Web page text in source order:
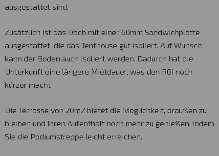
ausgestattet sind.
Zusätzlich ist das Dach mit einer 60mm Sandwichplatte
ausgestattet, die das Tenthouse gut isoliert. Auf Wunsch
kann der Boden auch isoliert werden. Dadurch hat die
Unterkunft eine längere Mietdauer, was den ROI noch
kürzer macht
Die Terrasse von 20m2 bietet die Möglichkeit, draußen zu
bleiben und Ihren Aufenthalt noch mehr zu genießen, indem
Sie die Podiumstreppe leicht erreichen.